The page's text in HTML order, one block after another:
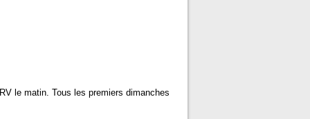
le matin. Tous les premiers dimanches